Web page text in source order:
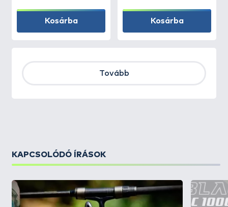
Kosárba Kosárba
Tovább
KAPCSOLÓDÓ ÍRÁSOK